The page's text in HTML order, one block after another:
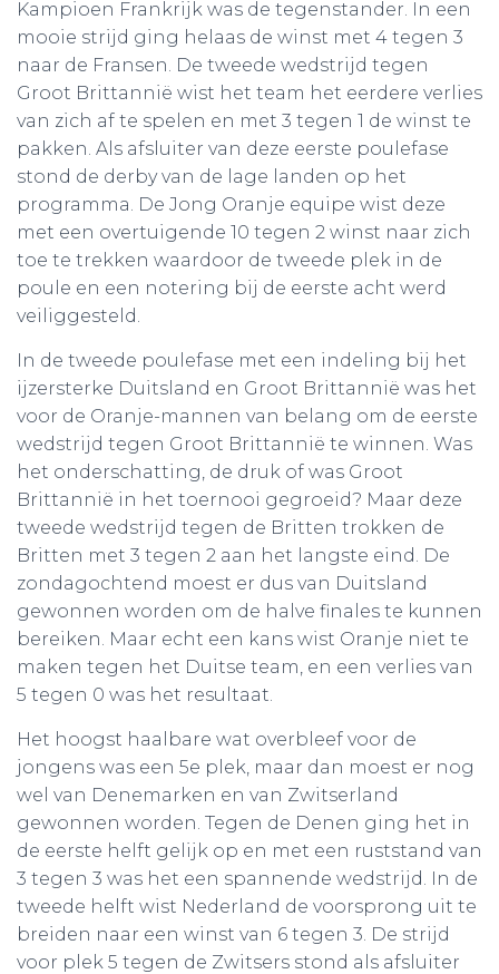
Kampioen Frankrijk was de tegenstander. In een
mooie strijd ging helaas de winst met 4 tegen 3
naar de Fransen. De tweede wedstrijd tegen
Groot Brittannië wist het team het eerdere verlies
van zich af te spelen en met 3 tegen 1 de winst te
pakken. Als afsluiter van deze eerste poulefase
stond de derby van de lage landen op het
programma. De Jong Oranje equipe wist deze
met een overtuigende 10 tegen 2 winst naar zich
toe te trekken waardoor de tweede plek in de
poule en een notering bij de eerste acht werd
veiliggesteld.
In de tweede poulefase met een indeling bij het
ijzersterke Duitsland en Groot Brittannië was het
voor de Oranje-mannen van belang om de eerste
wedstrijd tegen Groot Brittannië te winnen. Was
het onderschatting, de druk of was Groot
Brittannië in het toernooi gegroeid? Maar deze
tweede wedstrijd tegen de Britten trokken de
Britten met 3 tegen 2 aan het langste eind. De
zondagochtend moest er dus van Duitsland
gewonnen worden om de halve finales te kunnen
bereiken. Maar echt een kans wist Oranje niet te
maken tegen het Duitse team, en een verlies van
5 tegen 0 was het resultaat.
Het hoogst haalbare wat overbleef voor de
jongens was een 5e plek, maar dan moest er nog
wel van Denemarken en van Zwitserland
gewonnen worden. Tegen de Denen ging het in
de eerste helft gelijk op en met een ruststand van
3 tegen 3 was het een spannende wedstrijd. In de
tweede helft wist Nederland de voorsprong uit te
breiden naar een winst van 6 tegen 3. De strijd
voor plek 5 tegen de Zwitsers stond als afsluiter